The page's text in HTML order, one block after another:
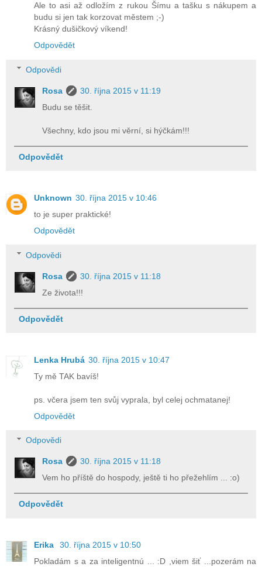
Ale to asi až odložím z rukou Šímu a tašku s nákupem a
budu si jen tak korzovat městem ;-)
Krásný dušičkový víkend!
Odpovědět
Odpovědi
Rosa
30. října 2015 v 11:19
Budu se těšit.
Všechny, kdo jsou mi věrní, si hýčkám!!!
Odpovědět
Unknown 30. října 2015 v 10:46
to je super praktické!
Odpovědět
Odpovědi
Rosa
30. října 2015 v 11:18
Ze života!!!
Odpovědět
Lenka Hrubá 30. října 2015 v 10:47
Ty mě TAK bavíš!
ps. včera jsem ten svůj vyprala, byl celej ochmatanej!
Odpovědět
Odpovědi
Rosa
30. října 2015 v 11:18
Vem ho příště do hospody, ještě ti ho přežehlím ... :o)
Odpovědět
Erika
30. října 2015 v 10:50
Pokladám s a za inteligentnú ... :D ,viem šiť ...pozerám na